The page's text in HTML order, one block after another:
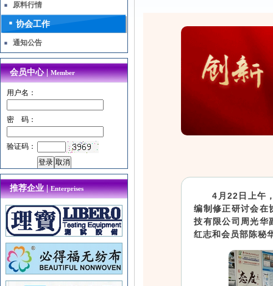
4月22日上午
编制修正研讨会在
技有限公司周光华
红志和会员部陈秘
原料行情
协会工作
通知公告
会员中心 |Member
用户名：
密 码：
验证码：
推荐企业 |Enterprises